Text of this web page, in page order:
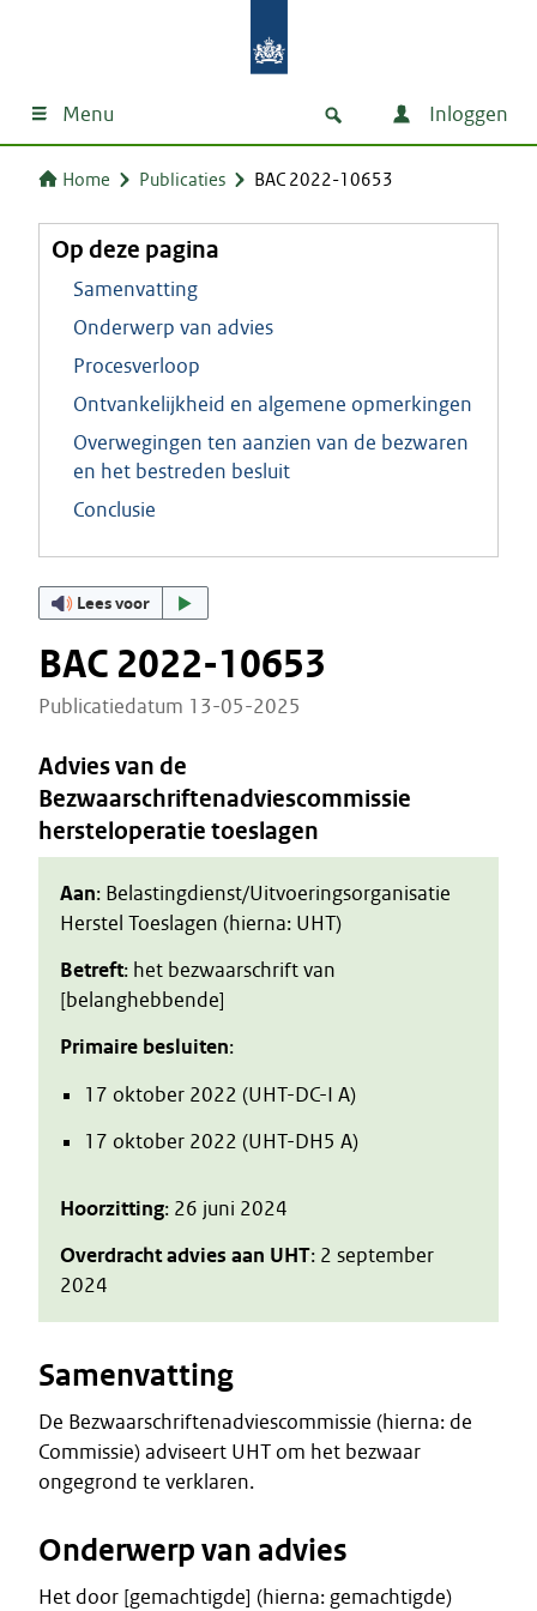
Menu Inloggen
Home Publicaties BAC 2022-10653
Op deze pagina
Samenvatting
Onderwerp van advies
Procesverloop
Ontvankelijkheid en algemene opmerkingen
Overwegingen ten aanzien van de bezwaren
en het bestreden besluit
Conclusie
Lees voor
BAC 2022-10653
Publicatiedatum 13-05-2025
Advies van de
Bezwaarschriftenadviescommissie
hersteloperatie toeslagen
Aan: Belastingdienst/Uitvoeringsorganisatie
Herstel Toeslagen (hierna: UHT)
Betreft: het bezwaarschrift van
[belanghebbende]
Primaire besluiten:
17 oktober 2022 (UHT-DC-I A)
17 oktober 2022 (UHT-DH5 A)
Hoorzitting: 26 juni 2024
Overdracht advies aan UHT: 2 september
2024
Samenvatting
De Bezwaarschriftenadviescommissie (hierna: de
Commissie) adviseert UHT om het bezwaar
ongegrond te verklaren.
Onderwerp van advies
Het door [gemachtigde] (hierna: gemachtigde)